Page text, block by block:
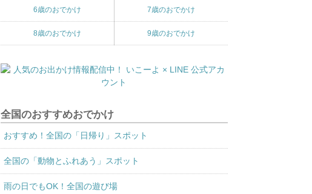
6歳のおでかけ 7歳のおでかけ
8歳のおでかけ 9歳のおでかけ
全国のおすすめおでかけ
おすすめ！全国の「日帰り」スポット
全国の「動物とふれあう」スポット
雨の日でもOK！全国の遊び場